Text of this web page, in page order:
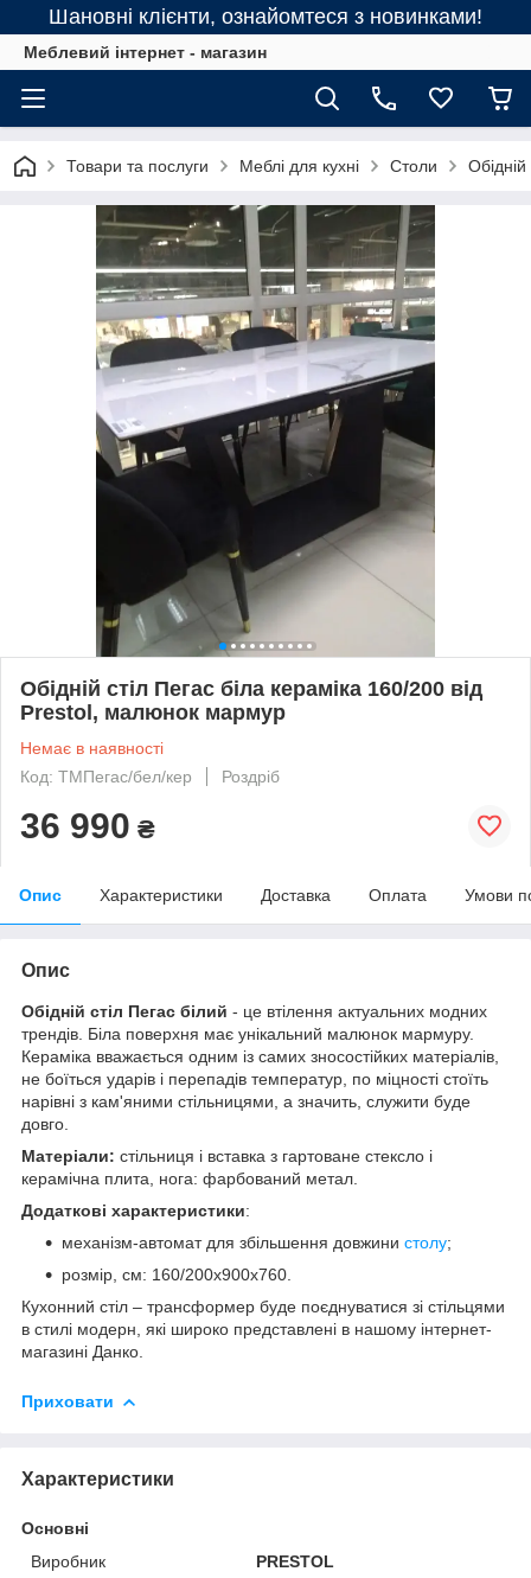
Шановні клієнти, ознайомтеся з новинками!
Меблевий інтернет - магазин
Товари та послуги Меблі для кухні Столи
Обідній стіл Пегас біла кераміка 160/200 від
Prestol, малюнок мармур
Немає в наявності
Код: ТМПегас/бел/кер
Роздріб
36 990 ₴
Опис Характеристики Доставка Оплата Умови
Опис
Обідній стіл Пегас білий - це втілення актуальних модних
трендів. Біла поверхня має унікальний малюнок мармуру.
Кераміка вважається одним із самих зносостійких матеріалів,
не боїться ударів і перепадів температур, по міцності стоїть
нарівні з кам'яними стільницями, а значить, служити буде
довго.
Матеріали: стільниця і вставка з гартоване стексло і
керамічна плита, нога: фарбований метал.
Додаткові характеристики:
механізм-автомат для збільшення довжини столу;
розмір, см: 160/200x900x760.
Кухонний стіл – трансформер буде поєднуватися зі стільцями
в стилі модерн, які широко представлені в нашому інтернет-
магазині Данко.
Приховати
Характеристики
Основні
Виробник
PRESTOL